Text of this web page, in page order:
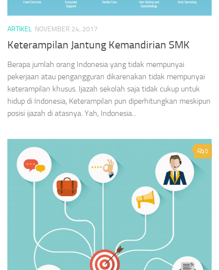
ARTIKEL NOVEMBER 24, 2017
Keterampilan Jantung Kemandirian SMK
Berapa jumlah orang Indonesia yang tidak mempunyai
pekerjaan atau pengangguran dikarenakan tidak mempunyai
keterampilan khusus. Ijazah sekolah saja tidak cukup untuk
hidup di Indonesia, Keterampilan pun diperhitungkan meskipun
posisi ijazah di atasnya. Yah, Indonesia...
0